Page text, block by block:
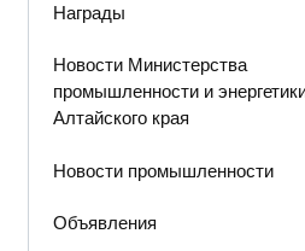
Награды
Новости Министерства
промышленности и
Алтайского края
Новости промышленности
Объявления